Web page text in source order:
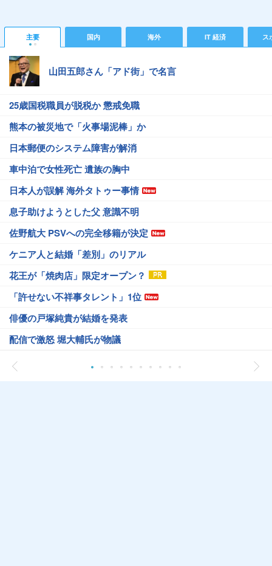
主要 国内 海外 IT 経済 ス
山田五郎さん「アド街」で名言
25歳国税職員が脱税か 懲戒免職
熊本の被災地で「火事場泥棒」か
日本郵便のシステム障害が解消
車中泊で女性死亡 遺族の胸中
日本人が誤解 海外タトゥー事情
息子助けようとした父 意識不明
佐野航大 PSVへの完全移籍が決定
ケニア人と結婚「差別」のリアル
花王が「焼肉店」限定オープン？
「許せない不祥事タレント」1位
俳優の戸塚純貴が結婚を発表
配信で激怒 堀大輔氏が物議